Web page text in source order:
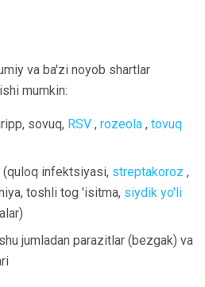
va ba'zi noyob shartlar
mumkin:
sovuq, RSV , rozeola , tovuq
(quloq infektsiyasi, streptakoroz ,
toshli tog 'isitma, siydik yo'li
jumladan parazitlar (bezgak) va